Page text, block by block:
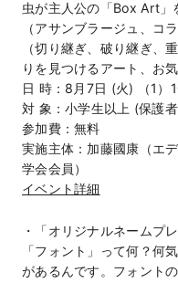
虫が主人公の「Box Art」
（アサンブラージュ、コ
（切り継ぎ、破り継ぎ、
りを見つけるアート、お
日 時：8月7日 (火) （1
対 象：小学生以上 (保護
参加費：無料
実施主体：加藤國康（エ
学会会員）
イベント詳細
・「オリジナルネームプ
「フォント」って何？何
があるんです。フォント